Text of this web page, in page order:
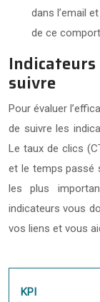
dans l’email
de ce
Indicateurs
suivre
Pour évaluer
de suivre les
Le taux de clics
et le temps passé
les plus
indicateurs vous
vos liens et vous
KPI